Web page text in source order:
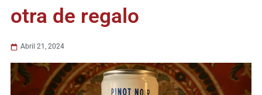
otra de regalo
Abril 21, 2024